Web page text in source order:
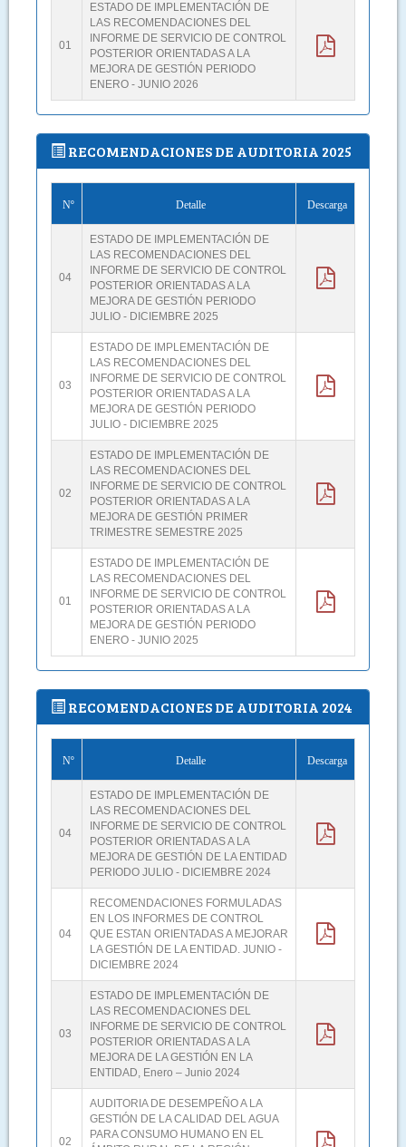
01
ESTADO DE IMPLEMENTACIÓN DE
LAS RECOMENDACIONES DEL
INFORME DE SERVICIO DE CONTROL
POSTERIOR ORIENTADAS A LA
MEJORA DE GESTIÓN PERIODO
ENERO - JUNIO 2026
RECOMENDACIONES DE AUDITORIA 2025
Nº Detalle Descarga
04
ESTADO DE IMPLEMENTACIÓN DE
LAS RECOMENDACIONES DEL
INFORME DE SERVICIO DE CONTROL
POSTERIOR ORIENTADAS A LA
MEJORA DE GESTIÓN PERIODO
JULIO - DICIEMBRE 2025
03
ESTADO DE IMPLEMENTACIÓN DE
LAS RECOMENDACIONES DEL
INFORME DE SERVICIO DE CONTROL
POSTERIOR ORIENTADAS A LA
MEJORA DE GESTIÓN PERIODO
JULIO - DICIEMBRE 2025
02
ESTADO DE IMPLEMENTACIÓN DE
LAS RECOMENDACIONES DEL
INFORME DE SERVICIO DE CONTROL
POSTERIOR ORIENTADAS A LA
MEJORA DE GESTIÓN PRIMER
TRIMESTRE SEMESTRE 2025
01
ESTADO DE IMPLEMENTACIÓN DE
LAS RECOMENDACIONES DEL
INFORME DE SERVICIO DE CONTROL
POSTERIOR ORIENTADAS A LA
MEJORA DE GESTIÓN PERIODO
ENERO - JUNIO 2025
RECOMENDACIONES DE AUDITORIA 2024
Nº Detalle Descarga
04
ESTADO DE IMPLEMENTACIÓN DE
LAS RECOMENDACIONES DEL
INFORME DE SERVICIO DE CONTROL
POSTERIOR ORIENTADAS A LA
MEJORA DE GESTIÓN DE LA ENTIDAD
PERIODO JULIO - DICIEMBRE 2024
04
RECOMENDACIONES FORMULADAS
EN LOS INFORMES DE CONTROL
QUE ESTAN ORIENTADAS A MEJORAR
LA GESTIÓN DE LA ENTIDAD. JUNIO -
DICIEMBRE 2024
03
ESTADO DE IMPLEMENTACIÓN DE
LAS RECOMENDACIONES DEL
INFORME DE SERVICIO DE CONTROL
POSTERIOR ORIENTADAS A LA
MEJORA DE LA GESTIÓN EN LA
ENTIDAD, Enero – Junio 2024
02
AUDITORIA DE DESEMPEÑO A LA
GESTIÓN DE LA CALIDAD DEL AGUA
PARA CONSUMO HUMANO EN EL